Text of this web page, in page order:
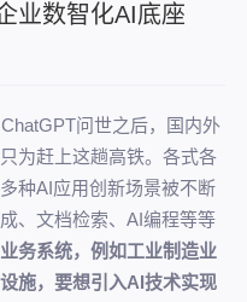
业数智化AI底座
问世之后，国内外
为赶上这趟高铁。各式各
种AI应用创新场景被不断
、文档检索、AI编程等等
务系统，例如工业制造业
施，要想引入AI技术实现